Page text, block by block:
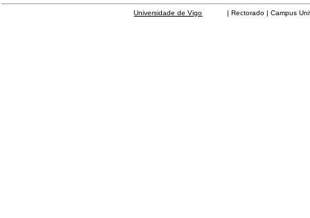
Universidade de Vigo | Rectorado | Campus